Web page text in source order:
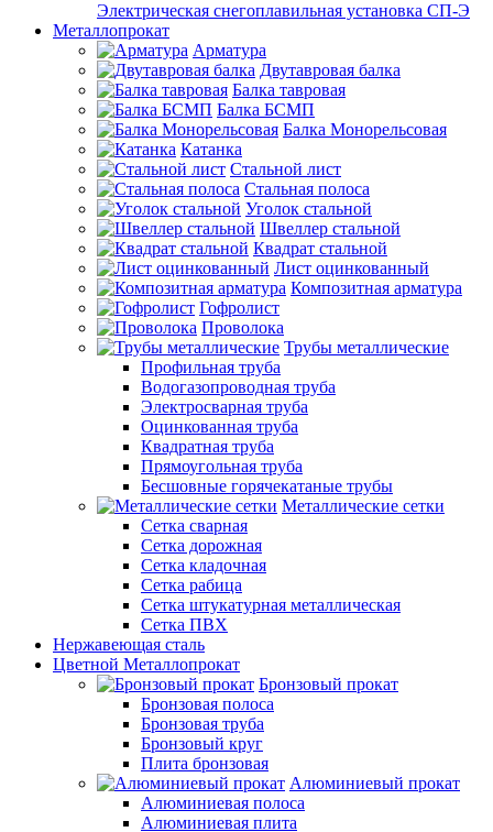
Электрическая снегоплавильная установка СП-Э
Металлопрокат
Арматура
Двутавровая балка
Балка тавровая
Балка БСМП
Балка Монорельсовая
Катанка
Стальной лист
Стальная полоса
Уголок стальной
Швеллер стальной
Квадрат стальной
Лист оцинкованный
Композитная арматура
Гофролист
Проволока
Трубы металлические
Профильная труба
Водогазопроводная труба
Электросварная труба
Оцинкованная труба
Квадратная труба
Прямоугольная труба
Бесшовные горячекатаные трубы
Металлические сетки
Сетка сварная
Сетка дорожная
Сетка кладочная
Сетка рабица
Сетка штукатурная металлическая
Сетка ПВХ
Нержавеющая сталь
Цветной Металлопрокат
Бронзовый прокат
Бронзовая полоса
Бронзовая труба
Бронзовый круг
Плита бронзовая
Алюминиевый прокат
Алюминиевая полоса
Алюминиевая плита